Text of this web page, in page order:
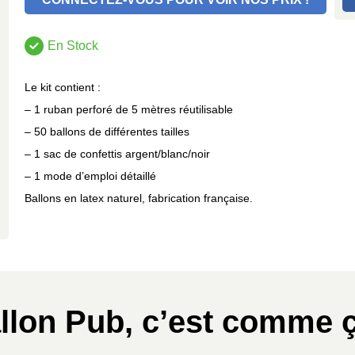
En Stock
Le kit contient :
– 1 ruban perforé de 5 mètres réutilisable
– 50 ballons de différentes tailles
– 1 sac de confettis argent/blanc/noir
– 1 mode d’emploi détaillé
Ballons en latex naturel, fabrication française.
Pub, c’est comme